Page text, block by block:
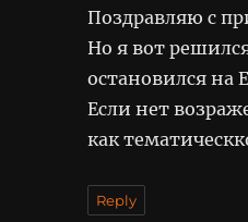
Поздравляю с
Но я вот
остановился на
Если нет
как
Reply